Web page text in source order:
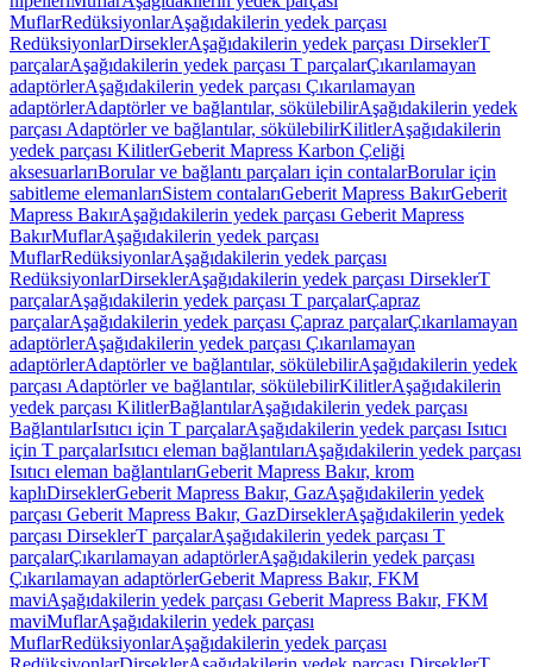
MuflarRedüksiyonlarAşağıdakilerin yedek parçası
RedüksiyonlarDirseklerAşağıdakilerin yedek parçası DirseklerT
parçalarAşağıdakilerin yedek parçası T parçalarÇıkarılamayan
adaptörlerAşağıdakilerin yedek parçası Çıkarılamayan
adaptörlerAdaptörler ve bağlantılar, sökülebilirAşağıdakilerin yedek
parçası Adaptörler ve bağlantılar, sökülebilirKilitlerAşağıdakilerin
yedek parçası KilitlerGeberit Mapress Karbon Çeliği
aksesuarlarıBorular ve bağlantı parçaları için contalarBorular için
sabitleme elemanlarıSistem contalarıGeberit Mapress BakırGeberit
Mapress BakırAşağıdakilerin yedek parçası Geberit Mapress
BakırMuflarAşağıdakilerin yedek parçası
MuflarRedüksiyonlarAşağıdakilerin yedek parçası
RedüksiyonlarDirseklerAşağıdakilerin yedek parçası DirseklerT
parçalarAşağıdakilerin yedek parçası T parçalarÇapraz
parçalarAşağıdakilerin yedek parçası Çapraz parçalarÇıkarılamayan
adaptörlerAşağıdakilerin yedek parçası Çıkarılamayan
adaptörlerAdaptörler ve bağlantılar, sökülebilirAşağıdakilerin yedek
parçası Adaptörler ve bağlantılar, sökülebilirKilitlerAşağıdakilerin
yedek parçası KilitlerBağlantılarAşağıdakilerin yedek parçası
BağlantılarIsıtıcı için T parçalarAşağıdakilerin yedek parçası Isıtıcı
için T parçalarIsıtıcı eleman bağlantılarıAşağıdakilerin yedek parçası
Isıtıcı eleman bağlantılarıGeberit Mapress Bakır, krom
kaplıDirseklerGeberit Mapress Bakır, GazAşağıdakilerin yedek
parçası Geberit Mapress Bakır, GazDirseklerAşağıdakilerin yedek
parçası DirseklerT parçalarAşağıdakilerin yedek parçası T
parçalarÇıkarılamayan adaptörlerAşağıdakilerin yedek parçası
Çıkarılamayan adaptörlerGeberit Mapress Bakır, FKM
maviAşağıdakilerin yedek parçası Geberit Mapress Bakır, FKM
maviMuflarAşağıdakilerin yedek parçası
MuflarRedüksiyonlarAşağıdakilerin yedek parçası